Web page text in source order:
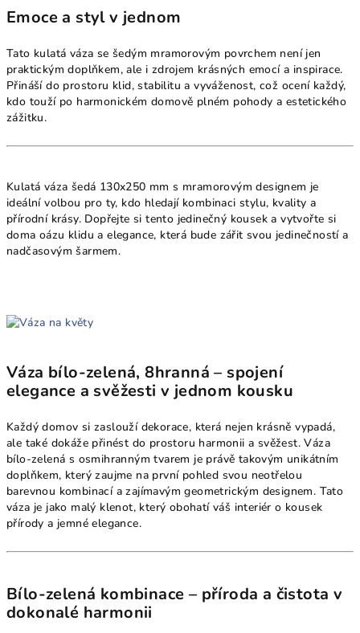
Emoce a styl v jednom
Tato kulatá váza se šedým mramorovým povrchem není jen
praktickým doplňkem, ale i zdrojem krásných emocí a inspirace.
Přináší do prostoru klid, stabilitu a vyváženost, což ocení každý,
kdo touží po harmonickém domově plném pohody a estetického
zážitku.
Kulatá váza šedá 130x250 mm s mramorovým designem je
ideální volbou pro ty, kdo hledají kombinaci stylu, kvality a
přírodní krásy. Dopřejte si tento jedinečný kousek a vytvořte si
doma oázu klidu a elegance, která bude zářit svou jedinečností a
nadčasovým šarmem.
Váza bílo-zelená, 8hranná – spojení
elegance a svěžesti v jednom kousku
Každý domov si zaslouží dekorace, která nejen krásně vypadá,
ale také dokáže přinést do prostoru harmonii a svěžest. Váza
bílo-zelená s osmihranným tvarem je právě takovým unikátním
doplňkem, který zaujme na první pohled svou neotřelou
barevnou kombinací a zajímavým geometrickým designem. Tato
váza je jako malý klenot, který obohatí váš interiér o kousek
přírody a jemné elegance.
Bílo-zelená kombinace – příroda a čistota v
dokonalé harmonii